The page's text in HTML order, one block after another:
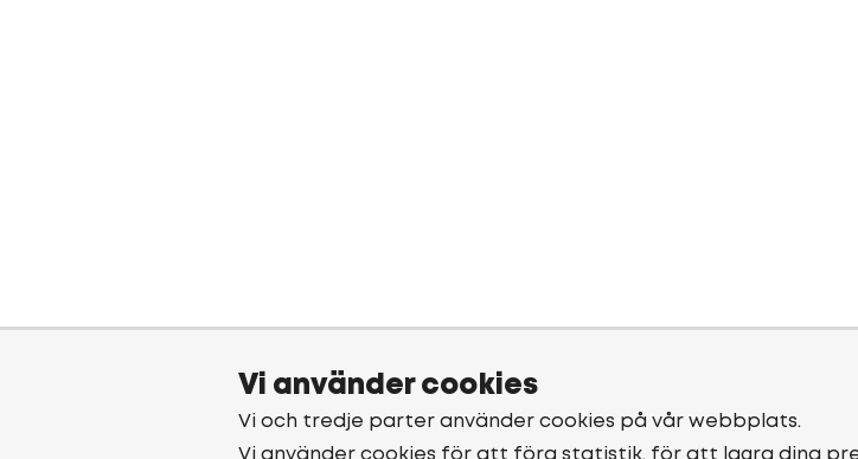
Vi använder cookies
Vi och tredje parter använder cookies på vår webbplats.
Vi använder cookies för att föra statistik, för att lagra dina